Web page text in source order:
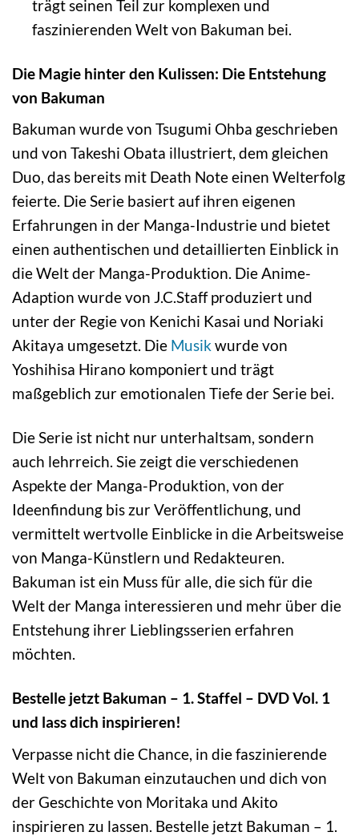
trägt seinen Teil zur komplexen und
faszinierenden Welt von Bakuman bei.
Die Magie hinter den Kulissen: Die Entstehung
von Bakuman
Bakuman wurde von Tsugumi Ohba geschrieben
und von Takeshi Obata illustriert, dem gleichen
Duo, das bereits mit Death Note einen Welterfolg
feierte. Die Serie basiert auf ihren eigenen
Erfahrungen in der Manga-Industrie und bietet
einen authentischen und detaillierten Einblick in
die Welt der Manga-Produktion. Die Anime-
Adaption wurde von J.C.Staff produziert und
unter der Regie von Kenichi Kasai und Noriaki
Akitaya umgesetzt. Die Musik wurde von
Yoshihisa Hirano komponiert und trägt
maßgeblich zur emotionalen Tiefe der Serie bei.
Die Serie ist nicht nur unterhaltsam, sondern
auch lehrreich. Sie zeigt die verschiedenen
Aspekte der Manga-Produktion, von der
Ideenfindung bis zur Veröffentlichung, und
vermittelt wertvolle Einblicke in die Arbeitsweise
von Manga-Künstlern und Redakteuren.
Bakuman ist ein Muss für alle, die sich für die
Welt der Manga interessieren und mehr über die
Entstehung ihrer Lieblingsserien erfahren
möchten.
Bestelle jetzt Bakuman – 1. Staffel – DVD Vol. 1
und lass dich inspirieren!
Verpasse nicht die Chance, in die faszinierende
Welt von Bakuman einzutauchen und dich von
der Geschichte von Moritaka und Akito
inspirieren zu lassen. Bestelle jetzt Bakuman – 1.